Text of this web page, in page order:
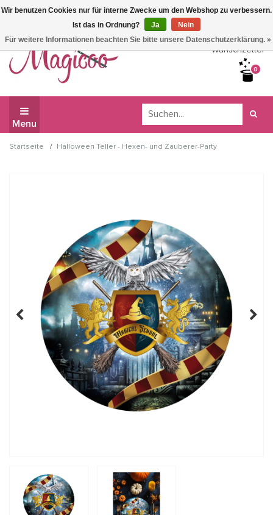
Wir haben Betriebsferien, daher können Sie derzeit nicht
bestellen.
Wunschzettel
0
Menu
Startseite / Halloween Teller - Hexen- und Zauberer-Party
Wir benutzen Cookies nur für interne Zwecke um den Webshop zu verbessern.
Ist das in Ordnung?
Ja
Nein
Für weitere Informationen beachten Sie bitte unsere Datenschutzerklärung. »